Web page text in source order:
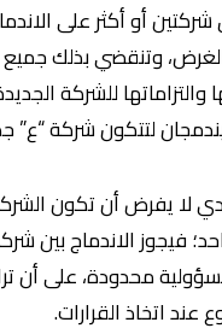
شركتين أو أكثر على
وتنقضي بذلك جميع
والتزاماتها للشركة
لتتكون شركة “ع”
لا يفرض أن تكون
فيجوز الاندماج بين
محدودة، على أن
عند اتخاذ القرارات.